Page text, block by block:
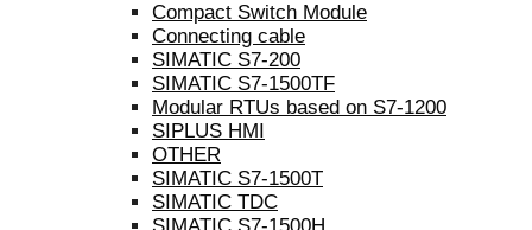
Compact Switch Module
Connecting cable
SIMATIC S7-200
SIMATIC S7-1500TF
Modular RTUs based on S7-1200
SIPLUS HMI
OTHER
SIMATIC S7-1500T
SIMATIC TDC